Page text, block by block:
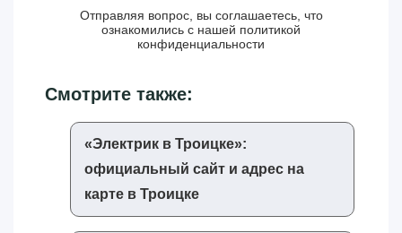
Отправляя вопрос, вы соглашаетесь, что
ознакомились с нашей политикой
конфиденциальности
Смотрите также:
«‎Электрик в Троицке»‎:
официальный сайт и адрес на
карте в Троицке